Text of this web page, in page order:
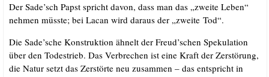
Der Sade’sch Papst spricht davon, dass man das „zwei­te Leben“
neh­men müss­te; bei Lacan wird dar­aus der „zwei­te Tod“.
Die Sade’sche Kon­struk­ti­on ähnelt der Freud’schen Spe­ku­la­ti­on
über den Todes­trieb. Das Ver­bre­chen ist eine Kraft der Zer­stö­rung,
die Natur setzt das Zer­stör­te neu zusam­men – das ent­spricht in